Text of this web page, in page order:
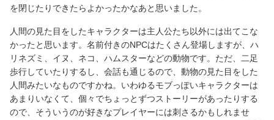
を閉じたりできたらよかったかなあと思いました。
人間の見た目をしたキャラクターは主人公たち以外には出てこな
かったと思います。名前付きのNPCはたくさん登場しますが、ハ
リネズミ、イヌ、ネコ、ハムスターなどの動物です。ただ、二足
歩行していたりするし、会話も通じるので、動物の見た目をした
人間みたいなものですかね。いわゆるモブっぽいキャラクターは
あまりいなくて、個々でちょっとずつストーリーがあったりする
ので、そういうのが好きなプレイヤーには刺さるかもしれませ